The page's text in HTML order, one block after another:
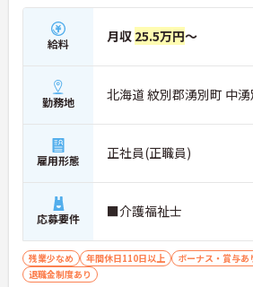
給料 月収 25.5万円～
勤務地 北海道 紋別郡湧別町 中
雇用形態 正社員(正職員)
応募要件 ■介護福祉士
残業少なめ 年間休日110日以上 ボーナス・賞与あ
退職金制度あり